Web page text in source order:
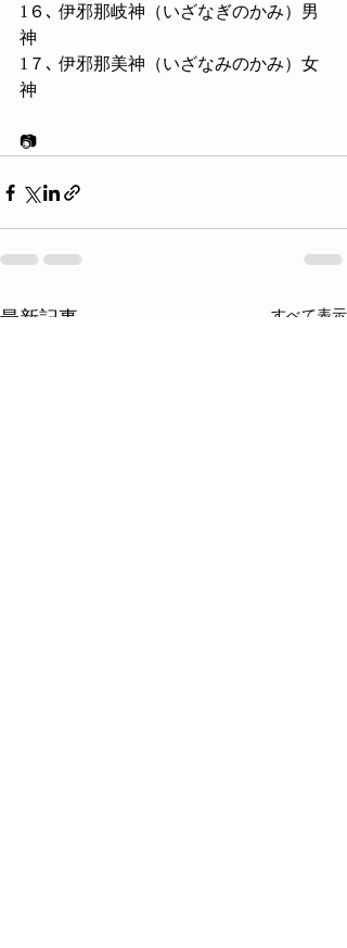
1６､ 伊邪那岐神（いざなぎのかみ）男
神
1７､ 伊邪那美神（いざなみのかみ）女
神
📷
最新記事 すべて表示